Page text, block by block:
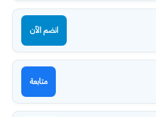
انضم الآن
متابعة